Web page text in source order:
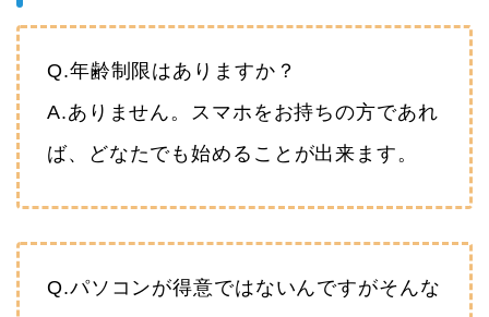
Q.年齢制限はありますか？
A.ありません。スマホをお持ちの方であれ
ば、どなたでも始めることが出来ます。
Q.パソコンが得意ではないんですがそんな